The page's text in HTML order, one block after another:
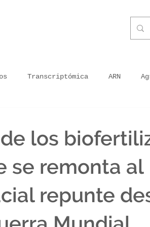
Transcriptómica ARN
Agricultura en
Impresión sin tóxicos
los
se remonta al
repunte